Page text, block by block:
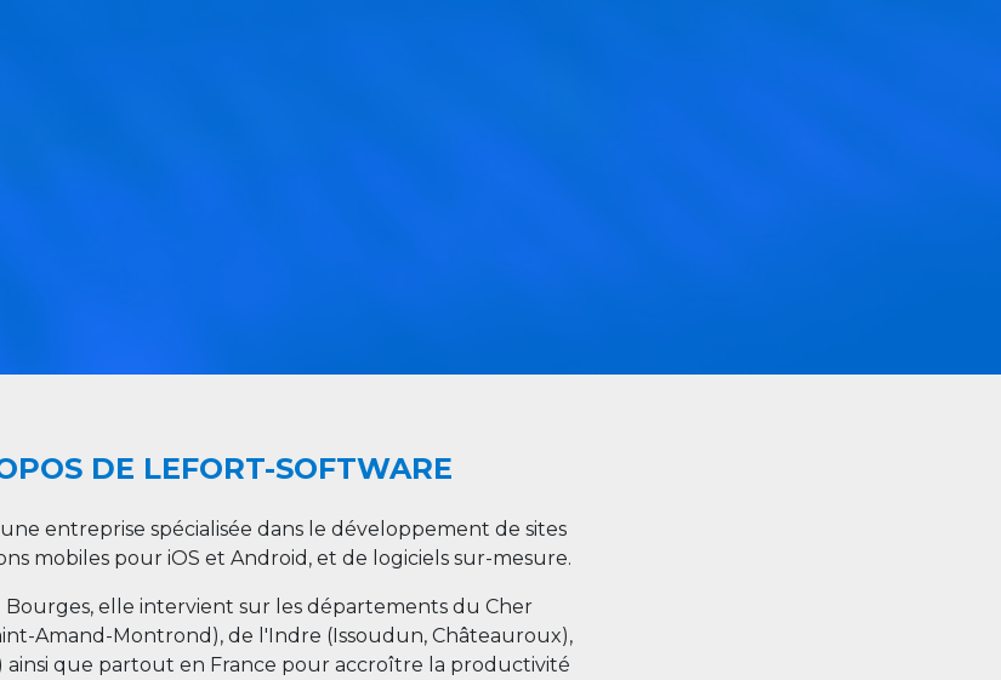
DE LEFORT-SOFTWARE
entreprise spécialisée dans le développement de sites
mobiles pour iOS et Android, et de logiciels sur-mesure.
Bourges, elle intervient sur les départements du Cher
Amand-Montrond), de l'Indre (Issoudun, Châteauroux),
ainsi que partout en France pour accroître la productivité